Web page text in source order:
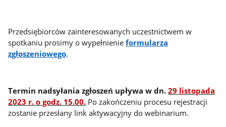
Przedsiębiorców zainteresowanych uczestnictwem w
spotkaniu prosimy o wypełnienieformularza
zgłoszeniowego.
Termin nadsyłania zgłoszeń upływa w dn.29 listopada
2023 r. o godz. 15.00. Po zakończeniu procesu rejestracji
zostanie przesłany link aktywacyjny do webinarium.